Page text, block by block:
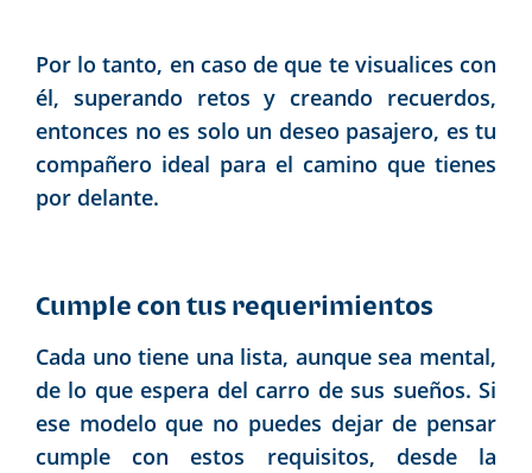
Por lo tanto, en caso de que te visualices con
él, superando retos y creando recuerdos,
entonces no es solo un deseo pasajero, es tu
compañero ideal para el camino que tienes
por delante.
Cumple con tus requerimientos
Cada uno tiene una lista, aunque sea mental,
de lo que espera del carro de sus sueños. Si
ese modelo que no puedes dejar de pensar
cumple con estos requisitos, desde la